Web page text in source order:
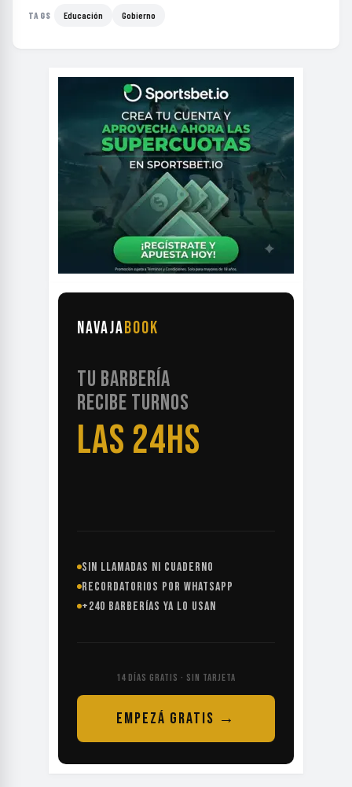
TAGS Educación Gobierno
NAVAJABOOK
TU BARBERÍA
RECIBE TURNOS
LAS 24HS
SIN LLAMADAS NI CUADERNO
RECORDATORIOS POR WHATSAPP
+240 BARBERÍAS YA LO USAN
14 DÍAS GRATIS · SIN TARJETA
EMPEZÁ GRATIS →